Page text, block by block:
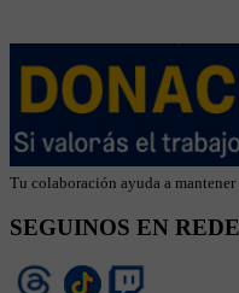
Tu colaboración ayuda a
SEGUINOS EN